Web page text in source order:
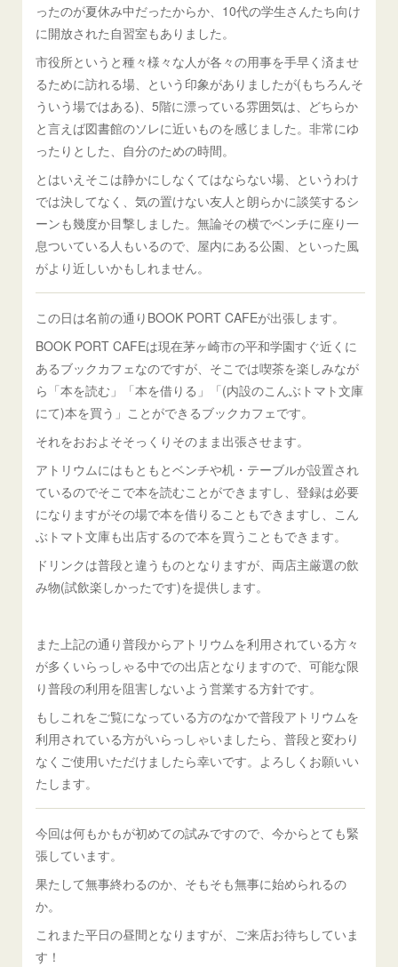
ったのが夏休み中だったからか、10代の学生さんたち向け
に開放された自習室もありました。
市役所というと種々様々な人が各々の用事を手早く済ませ
るために訪れる場、という印象がありましたが(もちろんそ
ういう場ではある)、5階に漂っている雰囲気は、どちらか
と言えば図書館のソレに近いものを感じました。非常にゆ
ったりとした、自分のための時間。
とはいえそこは静かにしなくてはならない場、というわけ
では決してなく、気の置けない友人と朗らかに談笑するシ
ーンも幾度か目撃しました。無論その横でベンチに座り一
息ついている人もいるので、屋内にある公園、といった風
がより近しいかもしれません。
この日は名前の通りBOOK PORT CAFEが出張します。
BOOK PORT CAFEは現在茅ヶ崎市の平和学園すぐ近くに
あるブックカフェなのですが、そこでは喫茶を楽しみなが
ら「本を読む」「本を借りる」「(内設のこんぶトマト文庫
にて)本を買う」ことができるブックカフェです。
それをおおよそそっくりそのまま出張させます。
アトリウムにはもともとベンチや机・テーブルが設置され
ているのでそこで本を読むことができますし、登録は必要
になりますがその場で本を借りることもできますし、こん
ぶトマト文庫も出店するので本を買うこともできます。
ドリンクは普段と違うものとなりますが、両店主厳選の飲
み物(試飲楽しかったです)を提供します。
また上記の通り普段からアトリウムを利用されている方々
が多くいらっしゃる中での出店となりますので、可能な限
り普段の利用を阻害しないよう営業する方針です。
もしこれをご覧になっている方のなかで普段アトリウムを
利用されている方がいらっしゃいましたら、普段と変わり
なくご使用いただけましたら幸いです。よろしくお願いい
たします。
今回は何もかもが初めての試みですので、今からとても緊
張しています。
果たして無事終わるのか、そもそも無事に始められるの
か。
これまた平日の昼間となりますが、ご来店お待ちしていま
す！